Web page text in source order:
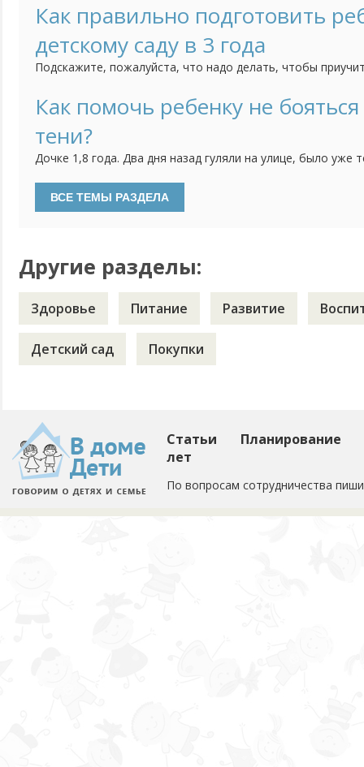
бросит. Всю беременность прососала, не отвыкла она и
(третье кесарево) и даже. когда нас с малышкой на 10
Как правильно подготовить
детскому саду в 3 года
Подскажите, пожалуйста, что надо делать, чтобы
сад, поскольку мне пора уже выходить на работу.
ребенок уже мог самостоятельно кушать, садиться на
Как помочь ребенку не
тени?
Дочке 1,8 года. Два дня назад гуляли на улице, было уже
поиграть с тенью, потрогать и т.д. не помогли. И вот
дома - как только видит тень, сразу бежит на диван, на
Другие разделы:
Здоровье Питание Развитие
Детский сад Покупки
Статьи
Планирование
лет
По вопросам сотрудничества